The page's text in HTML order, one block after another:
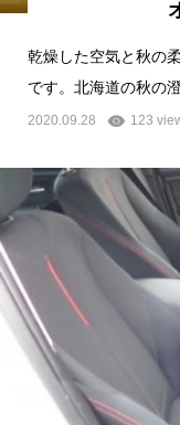
乾燥した空気と秋の
です。北海道の秋の
2020.09.28 123